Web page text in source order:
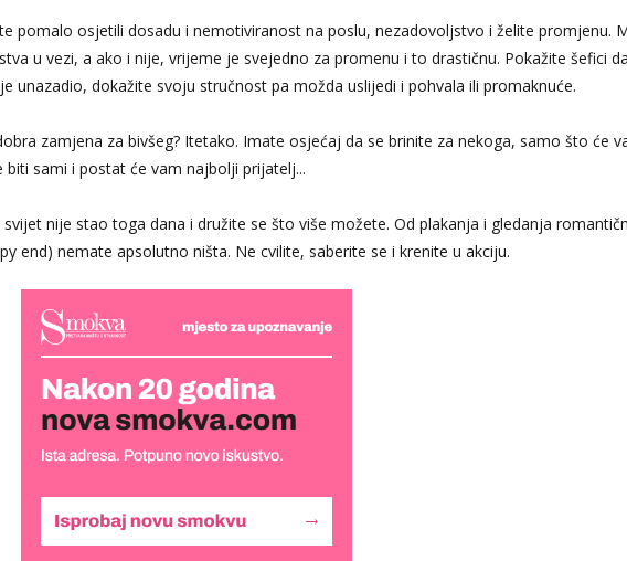
pomalo osjetili dosadu i nemotiviranost na poslu, nezadovoljstvo i želite promjenu.
u vezi, a ako i nije, vrijeme je svejedno za promenu i to drastičnu. Pokažite šefici
unazadio, dokažite svoju stručnost pa možda uslijedi i pohvala ili promaknuće.
zamjena za bivšeg? Itetako. Imate osjećaj da se brinite za nekoga, samo što će
biti sami i postat će vam najbolji prijatelj...
svijet nije stao toga dana i družite se što više možete. Od plakanja i gledanja
end) nemate apsolutno ništa. Ne cvilite, saberite se i krenite u akciju.